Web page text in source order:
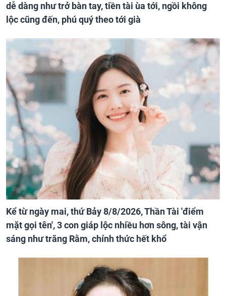
dễ dàng như trở bàn tay, tiền tài ùa tới, ngồi không
lộc cũng đến, phú quý theo tới già
Kể từ ngày mai, thứ Bảy 8/8/2026, Thần Tài 'điểm
mặt gọi tên', 3 con giáp lộc nhiều hơn sông, tài vận
sáng như trăng Rằm, chính thức hết khổ